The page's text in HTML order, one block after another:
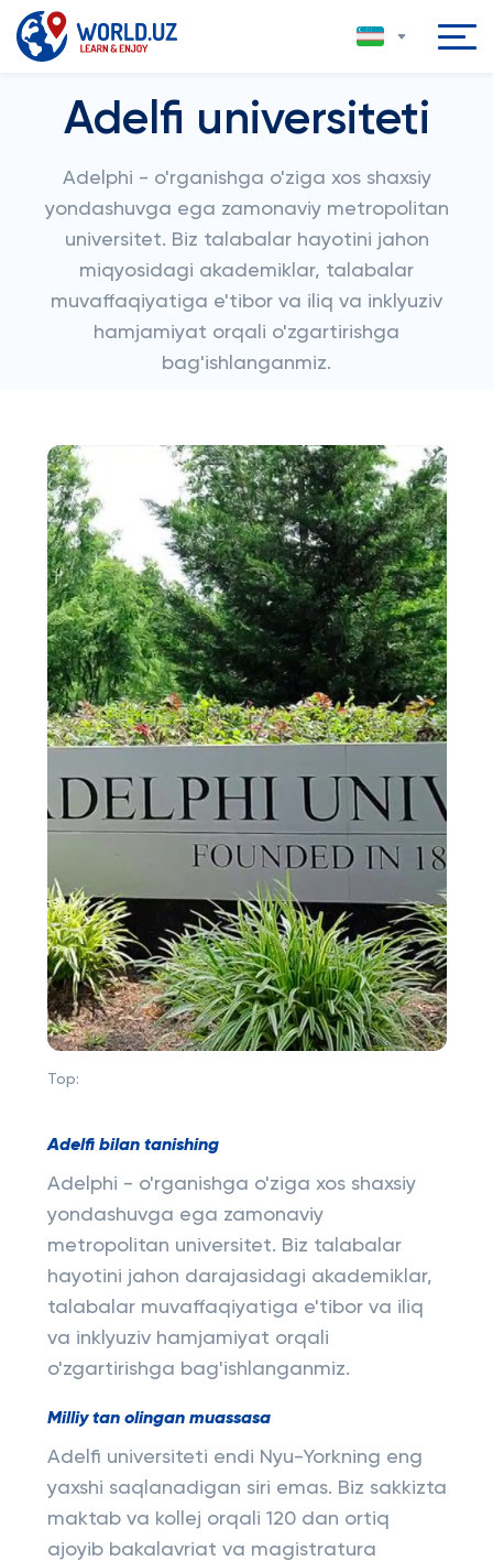
Adelfi universiteti
Adelphi - o'rganishga o'ziga xos shaxsiy
yondashuvga ega zamonaviy metropolitan
universitet. Biz talabalar hayotini jahon
miqyosidagi akademiklar, talabalar
muvaffaqiyatiga e'tibor va iliq va inklyuziv
hamjamiyat orqali o'zgartirishga
bag'ishlanganmiz.
Top:
Adelfi bilan tanishing
Adelphi - o'rganishga o'ziga xos shaxsiy
yondashuvga ega zamonaviy
metropolitan universitet. Biz talabalar
hayotini jahon darajasidagi akademiklar,
talabalar muvaffaqiyatiga e'tibor va iliq
va inklyuziv hamjamiyat orqali
o'zgartirishga bag'ishlanganmiz.
Milliy tan olingan muassasa
Adelfi universiteti endi Nyu-Yorkning eng
yaxshi saqlanadigan siri emas. Biz sakkizta
maktab va kollej orqali 120 dan ortiq
ajoyib bakalavriat va magistratura